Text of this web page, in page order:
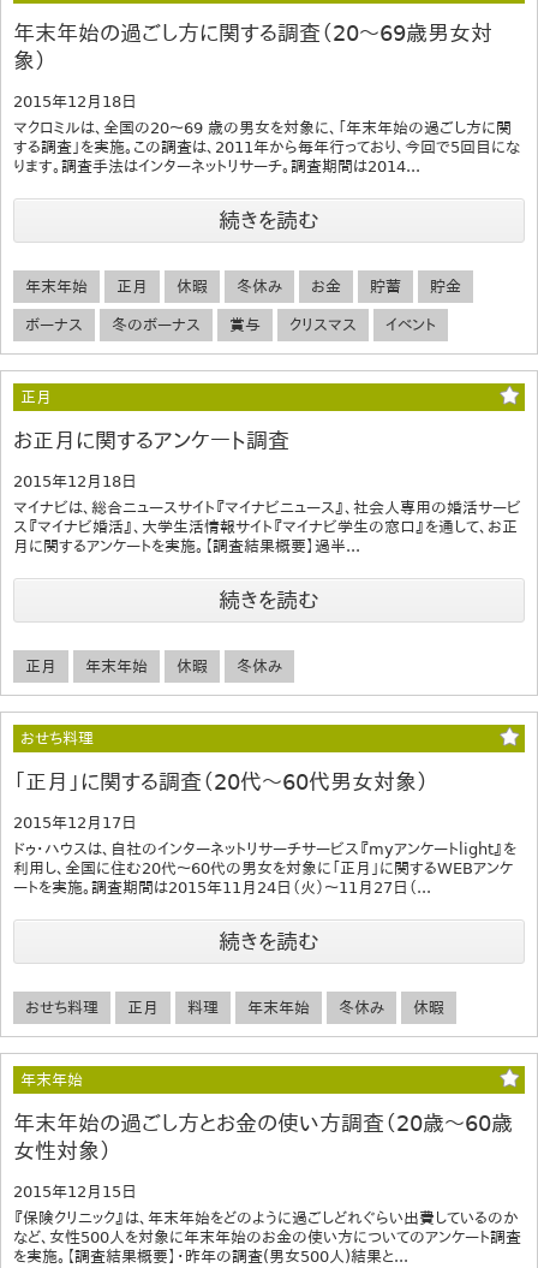
年末年始の過ごし方に関する調査（20～69歳男女対
象）
2015年12月18日
マクロミルは、全国の20～69 歳の男女を対象に、「年末年始の過ごし方に関
する調査」を実施。この調査は、2011年から毎年行っており、今回で5回目にな
ります。調査手法はインターネットリサーチ。調査期間は2014...
続きを読む
年末年始 正月 休暇 冬休み お金 貯蓄 貯金
ボーナス 冬のボーナス 賞与 クリスマス イベント
正月
お正月に関するアンケート調査
2015年12月18日
マイナビは、総合ニュースサイト『マイナビニュース』、社会人専用の婚活サービ
ス『マイナビ婚活』、大学生活情報サイト『マイナビ学生の窓口』を通して、お正
月に関するアンケートを実施。【調査結果概要】過半...
続きを読む
正月 年末年始 休暇 冬休み
おせち料理
「正月」に関する調査（20代～60代男女対象）
2015年12月17日
ドゥ・ハウスは、自社のインターネットリサーチサービス『myアンケートlight』を
利用し、全国に住む20代～60代の男女を対象に「正月」に関するWEBアンケ
ートを実施。調査期間は2015年11月24日（火）～11月27日（...
続きを読む
おせち料理 正月 料理 年末年始 冬休み 休暇
年末年始
年末年始の過ごし方とお金の使い方調査（20歳～60歳
女性対象）
2015年12月15日
『保険クリニック』は、年末年始をどのように過ごしどれぐらい出費しているのか
など、女性500人を対象に年末年始のお金の使い方についてのアンケート調査
を実施。【調査結果概要】・昨年の調査(男女500人)結果と...